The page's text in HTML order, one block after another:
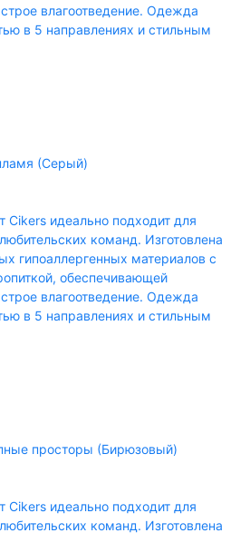
влагоотведение. Одежда
в 5 направлениях и стильным
(Серый)
Cikers идеально подходит для
команд. Изготовлена
гипоаллергенных материалов с
обеспечивающей
влагоотведение. Одежда
в 5 направлениях и стильным
просторы (Бирюзовый)
Cikers идеально подходит для
команд. Изготовлена